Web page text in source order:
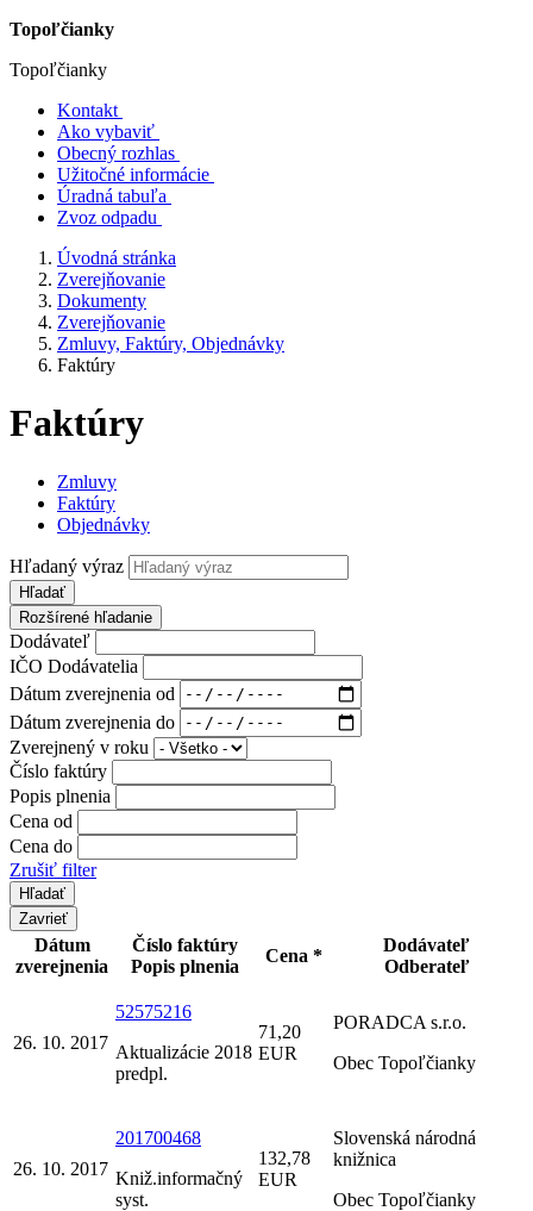
Topoľčianky
Topoľčianky
Kontakt
Ako vybaviť
Obecný rozhlas
Užitočné informácie
Úradná tabuľa
Zvoz odpadu
Úvodná stránka
Zverejňovanie
Dokumenty
Zverejňovanie
Zmluvy, Faktúry, Objednávky
Faktúry
Faktúry
Zmluvy
Faktúry
Objednávky
Hľadaný výraz
Hľadať
Rozšírené hľadanie
Dodávateľ
IČO Dodávatelia
Dátum zverejnenia od
Dátum zverejnenia do
Zverejnený v roku
Číslo faktúry
Popis plnenia
Cena od
Cena do
Zrušiť filter
Zavrieť
Dátum
zverejnenia
Číslo faktúry
Popis plnenia
Cena *
Dodávateľ
Odberateľ
26. 10. 2017
52575216
Aktualizácie 2018
predpl.
71,20
EUR
PORADCA s.r.o.
Obec Topoľčianky
26. 10. 2017
201700468
Kniž.informačný
syst.
132,78
EUR
Slovenská národná
knižnica
Obec Topoľčianky